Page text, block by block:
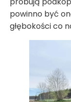
powinno być
głębokości co